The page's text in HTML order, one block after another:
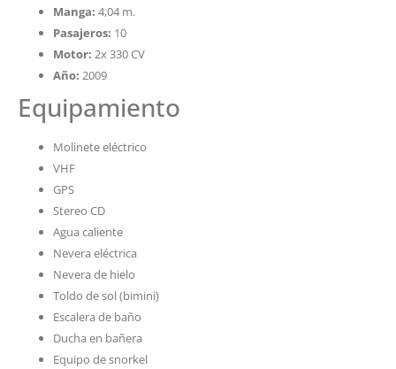
Manga: 4,04 m.
Pasajeros: 10
Motor: 2x 330 CV
Año: 2009
Equipamiento
Molinete eléctrico
VHF
GPS
Stereo CD
Agua caliente
Nevera eléctrica
Nevera de hielo
Toldo de sol (bimini)
Escalera de baño
Ducha en bañera
Equipo de snorkel